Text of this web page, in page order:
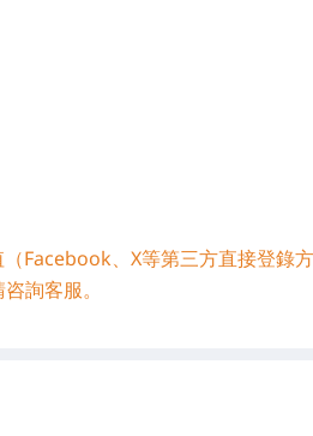
Facebook、X等第三方直接登錄
詢客服。